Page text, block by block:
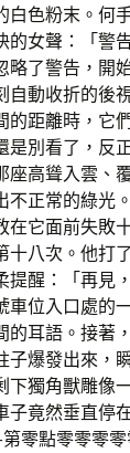
白色粉末。何
女聲：「警
略了警告，開
自動收折的後
的距離時，它
是別看了，反
高聳入雲、
不正常的綠光
在它面前失敗
十八次。他打
提醒：「再見
車位入口處的
的耳語。接著
子爆發出來，
下獨角獸雕像
子竟然垂直停
零點零零零